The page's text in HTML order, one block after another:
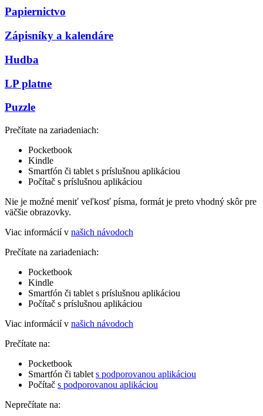
Papiernictvo
Zápisníky a kalendáre
Hudba
LP platne
Puzzle
Prečítate na zariadeniach:
Pocketbook
Kindle
Smartfón či tablet s príslušnou aplikáciou
Počítač s príslušnou aplikáciou
Nie je možné meniť veľkosť písma, formát je preto vhodný skôr pre
väčšie obrazovky.
Viac informácií v našich návodoch
Prečítate na zariadeniach:
Pocketbook
Kindle
Smartfón či tablet s príslušnou aplikáciou
Počítač s príslušnou aplikáciou
Viac informácií v našich návodoch
Prečítate na:
Pocketbook
Smartfón či tablet s podporovanou aplikáciou
Počítač s podporovanou aplikáciou
Neprečítate na: